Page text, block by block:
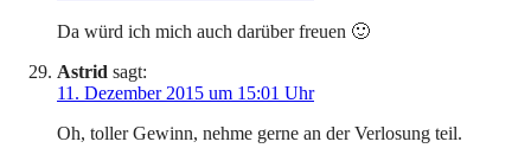
Da würd ich mich auch darüber freuen 🙂
Astrid sagt:
11. Dezember 2015 um 15:01 Uhr
Oh, toller Gewinn, nehme gerne an der Verlosung teil.